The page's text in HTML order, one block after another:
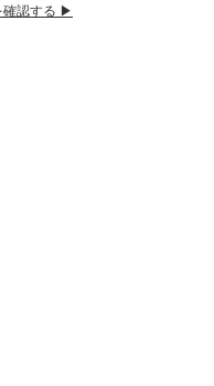
確認する ▶︎